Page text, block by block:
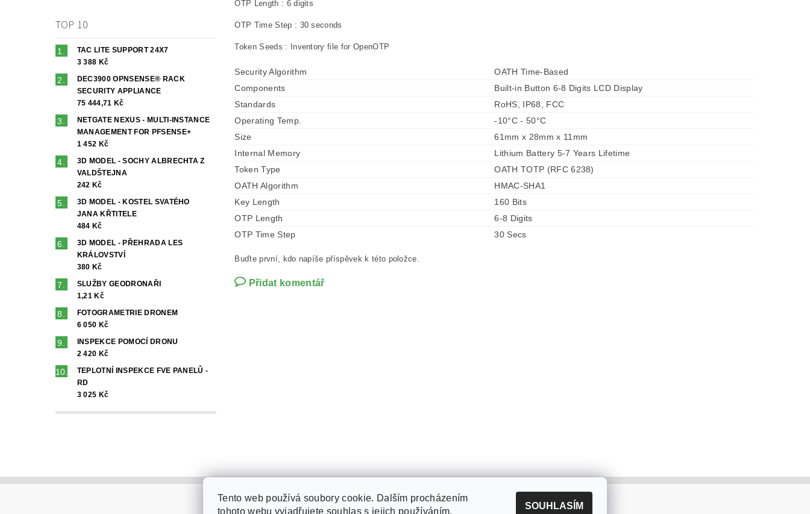
TOP 10
TAC LITE SUPPORT 24X7
3 388 Kč
DEC3900 OPNSENSE® RACK
SECURITY APPLIANCE
75 444,71 Kč
NETGATE NEXUS - MULTI-INSTANCE
MANAGEMENT FOR PFSENSE+
1 452 Kč
3D MODEL - SOCHY ALBRECHTA Z
VALDŠTEJNA
242 Kč
3D MODEL - KOSTEL SVATÉHO
JANA KŘTITELE
484 Kč
3D MODEL - PŘEHRADA LES
KRÁLOVSTVÍ
380 Kč
SLUŽBY GEODRONAŘI
1,21 Kč
FOTOGRAMETRIE DRONEM
6 050 Kč
INSPEKCE POMOCÍ DRONU
2 420 Kč
TEPLOTNÍ INSPEKCE FVE PANELŮ -
RD
3 025 Kč
OTP Length : 6 digits
OTP Time Step : 30 seconds
Token Seeds : Inventory file for OpenOTP
Security Algorithm
OATH Time-Based
Components
Built-in Button 6-8 Digits LCD Display
Standards
RoHS, IP68, FCC
Operating Temp.
-10°C - 50°C
Size
61mm x 28mm x 11mm
Internal Memory
Lithium Battery 5-7 Years Lifetime
Token Type
OATH TOTP (RFC 6238)
OATH Algorithm
HMAC-SHA1
Key Length
160 Bits
OTP Length
6-8 Digits
OTP Time Step
30 Secs
Buďte první, kdo napíše příspěvek k této položce.
Přidat komentář
Zboží.cz | Heureka.cz Open-Tech.cz pfSense.cz
Tento web používá soubory cookie. Dalším procházením
tohoto webu vyjadřujete souhlas s jejich používáním.
SOUHLASÍM